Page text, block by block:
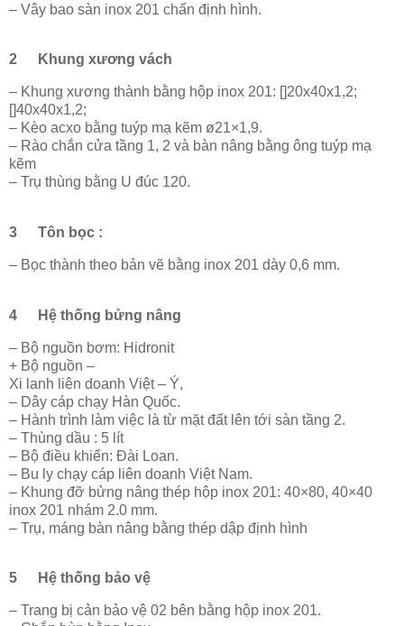
– Vây bao sàn inox 201 chấn định hình.
2 Khung xương vách
– Khung xương thành bằng hộp inox 201: []20x40x1,2;
[]40x40x1,2;
– Kèo acxo bằng tuýp mạ kẽm ø21×1,9.
– Rào chắn cửa tầng 1, 2 và bàn nâng bằng ông tuýp mạ
kẽm
– Trụ thùng bằng U đúc 120.
3 Tôn bọc :
– Bọc thành theo bản vẽ bằng inox 201 dày 0,6 mm.
4 Hệ thống bửng nâng
– Bộ nguồn bơm: Hidronit
+ Bộ nguồn –
Xi lanh liên doanh Việt – Ý,
– Dây cáp chạy Hàn Quốc.
– Hành trình làm việc là từ mặt đất lên tới sàn tầng 2.
– Thùng dầu : 5 lít
– Bộ điều khiển: Đài Loan.
– Bu ly chạy cáp liên doanh Việt Nam.
– Khung đỡ bửng nâng thép hộp inox 201: 40×80, 40×40
inox 201 nhám 2.0 mm.
– Trụ, máng bàn nâng bằng thép dập định hình
5 Hệ thống bảo vệ
– Trang bị cản bảo vệ 02 bên bằng hộp inox 201.